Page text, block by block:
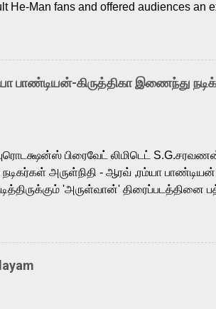
He-Man fans and offered audiences an
growing buzz is the film’s powerful
who lends his voice to the iconic
De” from Raavan, “Oru Maalai” from
for his versatile voice and strong
the legendary character. Adithya
பாண்டியன்-கிருத்திகா இணைந்து
பிரைவேட் லிமிடெட்
அருள்நிதி - ஆரவ் ,ரம்யா பாண்டியன்
'அருள்வான்' திரைப்படத்தினை
ஆரவ், காளி வெங்கட், ரம்யா பாண்டியன், வி டி
சரவணன், ஹரிஷ் உத்தமன் உள்ளிட்ட பலர்
இந்த திரைப்படத்திற்கு ஜீ. வி. பிரகாஷ்
கலை இயக்கத்தை கவனிக்க.. லாரன்ஸ்
கல்வியின் அவசியத்தை